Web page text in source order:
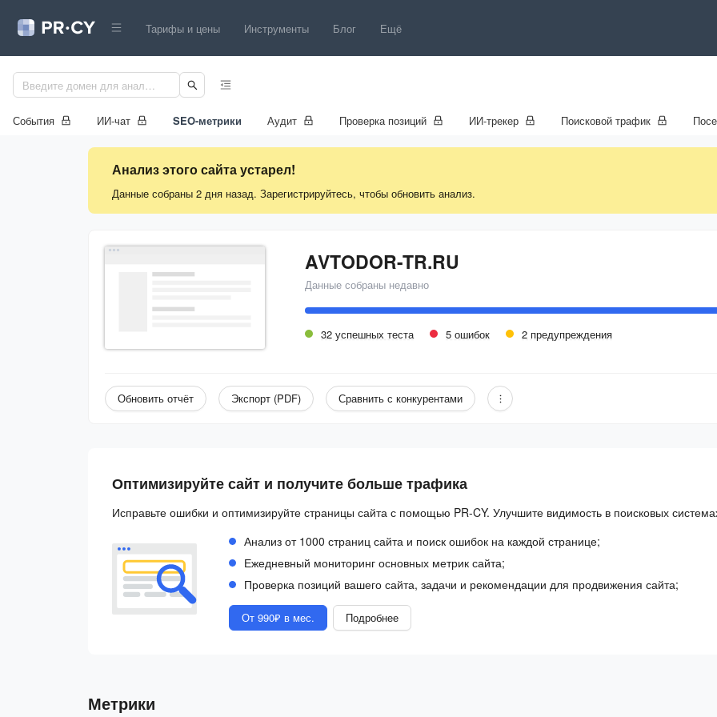
Тарифы и цены Инструменты Блог Ещё
События ИИ-чат SEO-метрики Аудит Проверка позиций ИИ-трекер Поисковой трафик
Анализ этого сайта устарел!
Данные собраны 2 дня назад. Зарегистрируйтесь, чтобы обновить анализ.
AVTODOR-TR.RU
Данные собраны недавно
32 успешных теста 5 ошибок 2 предупреждения
Обновить отчёт Экспорт (PDF) Сравнить с конкурентами
Оптимизируйте сайт и получите больше трафика
Исправьте ошибки и оптимизируйте страницы сайта с помощью PR-CY. Улучшите видимость в поисковых
Анализ от 1000 страниц сайта и поиск ошибок на каждой странице;
Ежедневный мониторинг основных метрик сайта;
Проверка позиций вашего сайта, задачи и рекомендации для продвижения сайта;
От 990₽ в мес. Подробнее
Метрики